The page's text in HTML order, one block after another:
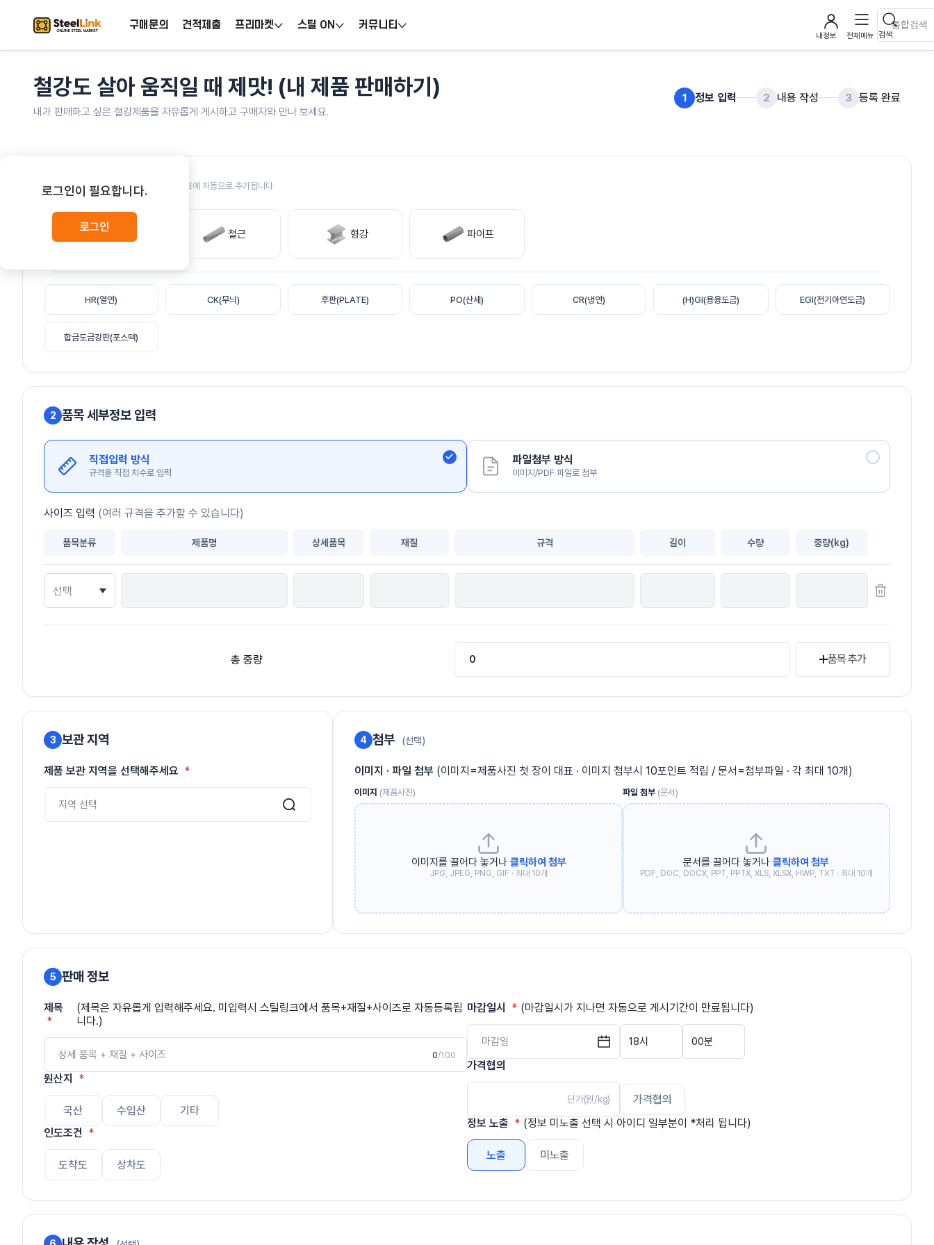
구매문의 견적제출 프리마켓 스틸 ON 커뮤니티
검색
내정보 전체메뉴
철강도 살아 움직일 때 제맛! (내 제품 판매하기)
내가 판매하고 싶은 철강제품을 자유롭게 게시하고 구매자와 만나 보세요.
1 정보 입력 2 내용 작성 3 등록 완료
로그인이 필요합니다.
로그인
1 품목 선택 품목을 고르면 아래 표에 자동으로 추가됩니다
철판 철근 형강 파이프
HR(열연) CK(무늬) 후판(PLATE) PO(산세) CR(냉연) (H)GI(용융도금) EGI(전기아연도금)
합금도금강판(포스맥)
2 품목 세부정보 입력
직접입력 방식
규격을 직접 치수로 입력
파일첨부 방식
이미지/PDF 파일로 첨부
사이즈 입력 (여러 규격을 추가할 수 있습니다)
품목분류 제품명 상세품목 재질 규격 길이 수량 중량(kg)
선택
총 중량 품목 추가
3 보관 지역
제품 보관 지역을 선택해주세요
지역 선택
4 첨부 (선택)
이미지 · 파일 첨부 (이미지=제품사진 첫 장이 대표 · 이미지 첨부시 10포인트 적립 / 문서=첨부파일 · 각 최대 10개)
이미지(제품사진)
이미지를 끌어다 놓거나 클릭하여 첨부
JPG, JPEG, PNG, GIF · 최대 10개
파일 첨부 (문서)
문서를 끌어다 놓거나클릭하여 첨부
PDF, DOC, DOCX, PPT, PPTX, XLS, XLSX, HWP, TXT · 최대 10개
5 판매 정보
제목
(제목은 자유롭게 입력해주세요. 미입력시 스틸링크에서 품목+재질+사이즈로 자동등록됩
니다.)
0/100
원산지
국산 수입산
기타
인도조건
도착도 상차도
마감일시 (마감일시가 지나면 자동으로 게시기간이 만료됩니다)
가격협의
단가(원/kg)
가격협의
정보 노출
(정보 미노출 선택 시 아이디 일부분이 *처리 됩니다)
노출 미노출